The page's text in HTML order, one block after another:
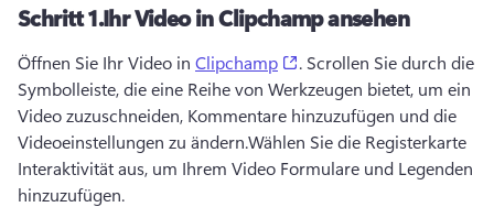
Schritt 1.Ihr Video in Clipchamp ansehen
Öffnen Sie Ihr Video in Clipchamp (opens in a new tab)
. Scrollen Sie durch die
Symbolleiste, die eine Reihe von Werkzeugen bietet, um ein
Video zuzuschneiden, Kommentare hinzuzufügen und die
Videoeinstellungen zu ändern.Wählen Sie die Registerkarte
Interaktivität aus, um Ihrem Video Formulare und Legenden
hinzuzufügen.